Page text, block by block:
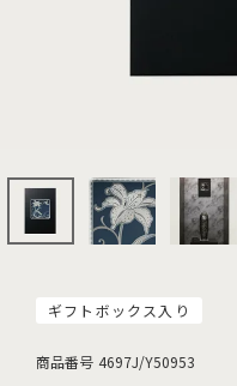
ギフトボックス入り
商品番号 4697J/Y50953